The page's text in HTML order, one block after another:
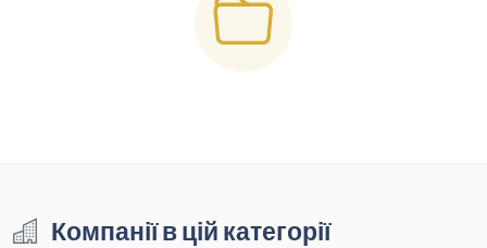
Компанії в цій категорії